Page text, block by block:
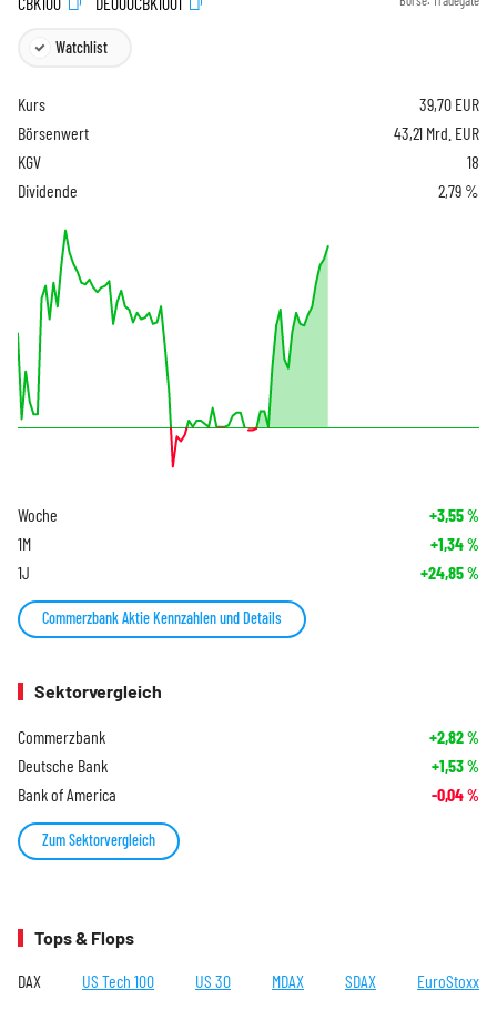
Watchlist
Kurs 39,70 EUR
Börsenwert
43,21 Mrd. EUR
KGV
18
Dividende
2,79 %
Woche +3,55%
1M +1,34%
1J +24,85%
Commerzbank Aktie Kennzahlen und Details
Sektorvergleich
Commerzbank +2,82%
Deutsche Bank +1,53%
Bank of America -0,04%
Zum Sektorvergleich
Tops & Flops
DAX US Tech 100 US 30 MDAX SDAX EuroStoxx